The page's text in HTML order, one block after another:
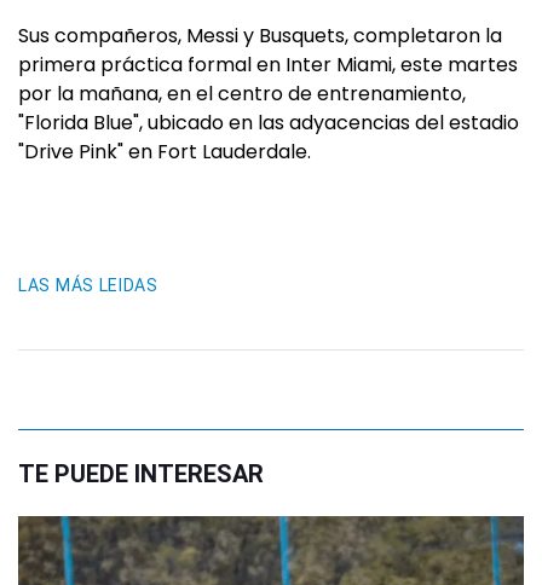
Sus compañeros, Messi y Busquets, completaron la
primera práctica formal en Inter Miami, este martes
por la mañana, en el centro de entrenamiento,
"Florida Blue", ubicado en las adyacencias del estadio
"Drive Pink" en Fort Lauderdale.
LAS MÁS LEIDAS
TE PUEDE INTERESAR